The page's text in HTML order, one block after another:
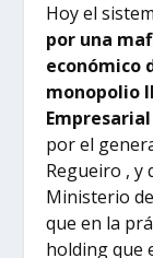
Hoy el
por una
económico
monopolio
Empresarial
por el
Regueiro , y
Ministerio
que en la
holding que